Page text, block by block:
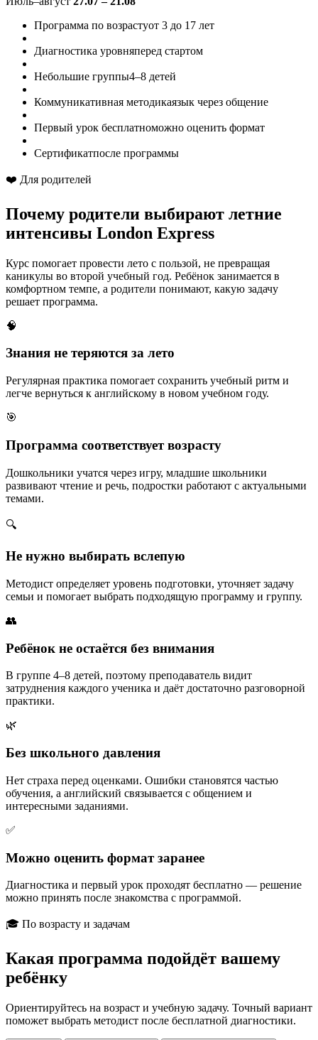
Программа по возрастуот 3 до 17 лет
Диагностика уровняперед стартом
Небольшие группы4–8 детей
Коммуникативная методикаязык через общение
Первый урок бесплатноможно оценить формат
Сертификатпосле программы
❤️ Для родителей
Почему родители выбирают летние
интенсивы London Express
Курс помогает провести лето с пользой, не превращая
каникулы во второй учебный год. Ребёнок занимается в
комфортном темпе, а родители понимают, какую задачу
решает программа.
🧠
Знания не теряются за лето
Регулярная практика помогает сохранить учебный ритм и
легче вернуться к английскому в новом учебном году.
🎯
Программа соответствует возрасту
Дошкольники учатся через игру, младшие школьники
развивают чтение и речь, подростки работают с актуальными
темами.
🔍
Не нужно выбирать вслепую
Методист определяет уровень подготовки, уточняет задачу
семьи и помогает выбрать подходящую программу и группу.
👥
Ребёнок не остаётся без внимания
В группе 4–8 детей, поэтому преподаватель видит
затруднения каждого ученика и даёт достаточно разговорной
практики.
🌿
Без школьного давления
Нет страха перед оценками. Ошибки становятся частью
обучения, а английский связывается с общением и
интересными заданиями.
✅
Можно оценить формат заранее
Диагностика и первый урок проходят бесплатно — решение
можно принять после знакомства с программой.
🎓 По возрасту и задачам
Какая программа подойдёт вашему
ребёнку
Ориентируйтесь на возраст и учебную задачу. Точный вариант
поможет выбрать методист после бесплатной диагностики.